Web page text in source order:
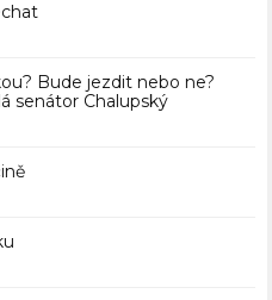
Bude jezdit nebo ne?
senátor Chalupský